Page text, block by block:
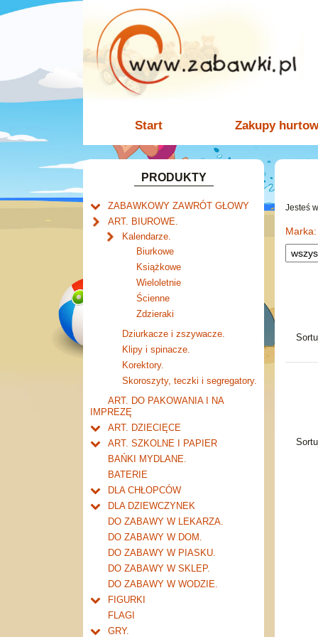
Start Zakupy
PRODUKTY
ZABAWKOWY ZAWRÓT GŁOWY
Welly.
Mały naukowiec.
Zabawki dla chłopców.
Akcesoria dla lalek.
ART. BIUROWE.
Kalendarze.
Biurkowe
Książkowe
Wieloletnie
Ścienne
Zdzieraki
Dziurkacze i zszywacze.
Klipy i spinacze.
Korektory.
Skoroszyty, teczki i segregatory.
ART. DO PAKOWANIA I NA
IMPREZĘ
ART. DZIECIĘCE
Artykuły drogeryjne.
Produkty dla mamy i
ART. SZKOLNE I PAPIER
Tornistry, plecaki i walizki.
Drobne artykuły szkolne.
Piórniki i teczki
Piśmiennicze i plastyczne
Tablice i globusy
Taśmy klejące i kleje
Notatniki, zeszyty i segregatory
BAŃKI MYDLANE.
BATERIE
DLA CHŁOPCÓW
Do kieszeni ....
Garaże i warsztaty
Tory samochodowe i kolejki
Transformery i roboty
Zabawki militarne
Inne dla chłopców
DLA DZIEWCZYNEK
Ulubieni przyjaciele
Akcesoria młodej damy
Inne
DO ZABAWY W LEKARZA.
DO ZABAWY W DOM.
DO ZABAWY W PIASKU.
DO ZABAWY W SKLEP.
DO ZABAWY W WODZIE.
FIGURKI
Dla najmłodszych
Zwierzęta
FLAGI
GRY.
Jesteś
Marka: